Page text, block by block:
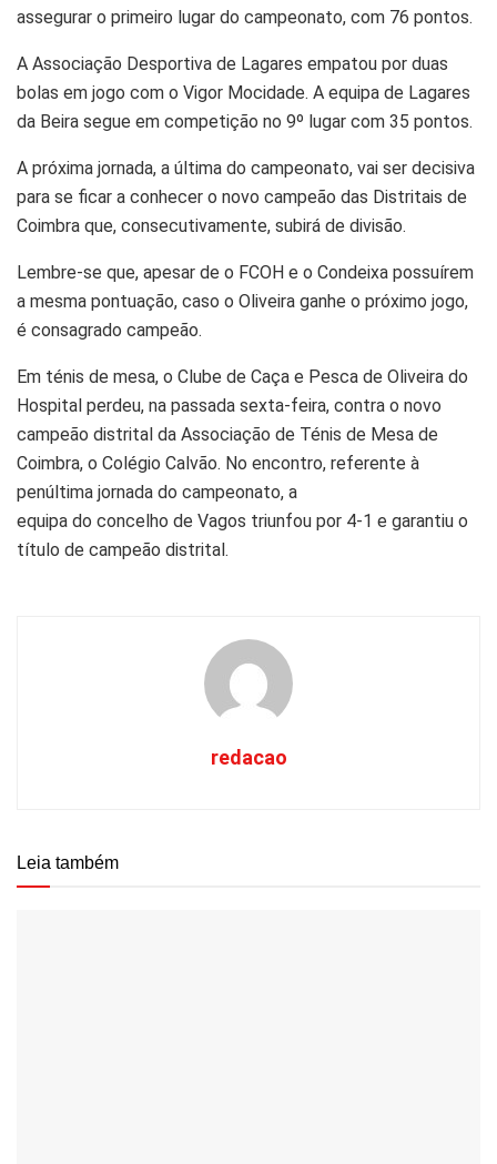
assegurar o primeiro lugar do campeonato, com 76 pontos.
A Associação Desportiva de Lagares empatou por duas
bolas em jogo com o Vigor Mocidade. A equipa de Lagares
da Beira segue em competição no 9º lugar com 35 pontos.
A próxima jornada, a última do campeonato, vai ser decisiva
para se ficar a conhecer o novo campeão das Distritais de
Coimbra que, consecutivamente, subirá de divisão.
Lembre-se que, apesar de o FCOH e o Condeixa possuírem
a mesma pontuação, caso o Oliveira ganhe o próximo jogo,
é consagrado campeão.
Em ténis de mesa, o Clube de Caça e Pesca de Oliveira do
Hospital perdeu, na passada sexta-feira, contra o novo
campeão distrital da Associação de Ténis de Mesa de
Coimbra, o Colégio Calvão. No encontro, referente à
penúltima jornada do campeonato, a
equipa do concelho de Vagos triunfou por 4-1 e garantiu o
título de campeão distrital.
redacao
Leia também